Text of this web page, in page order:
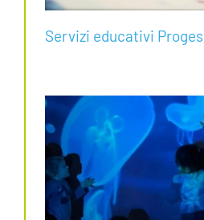
Servizi educativi Proges